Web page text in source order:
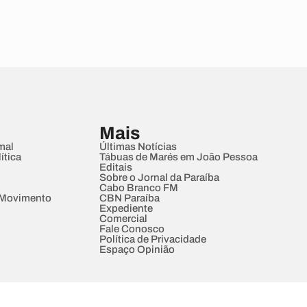
Mais
Últimas Notícias
Tábuas de Marés em João Pessoa
Editais
Sobre o Jornal da Paraíba
Cabo Branco FM
CBN Paraíba
Expediente
Comercial
Fale Conosco
Política de Privacidade
Espaço Opinião